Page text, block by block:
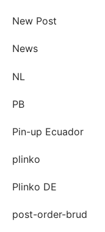
New Post
News
NL
PB
Pin-up Ecuador
plinko
Plinko DE
post-order-brud